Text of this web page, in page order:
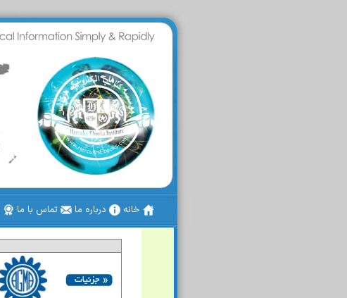
خانه درباره ما تماس با ما